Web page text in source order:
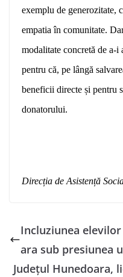
exemplu de generozitate,
empatia în comunitate.
modalitate concretă de a-
pentru că, pe lângă
beneficii directe și pentru
donatorului.
Direcția de Asistență
Incluziunea
ara sub presiunea
Județul Hunedoara,